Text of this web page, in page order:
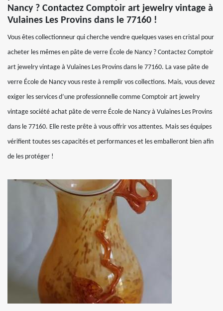
Nancy ? Contactez Comptoir art jewelry vintage à
Vulaines Les Provins dans le 77160 !
Vous êtes collectionneur qui cherche vendre quelques vases en cristal pour
acheter les mêmes en pâte de verre École de Nancy ? Contactez Comptoir
art jewelry vintage à Vulaines Les Provins dans le 77160. La vase pâte de
verre École de Nancy vous reste à remplir vos collections. Mais, vous devez
exiger les services d’une professionnelle comme Comptoir art jewelry
vintage société achat pâte de verre École de Nancy à Vulaines Les Provins
dans le 77160. Elle reste prête à vous offrir vos attentes. Mais ses équipes
vérifient toutes ses capacités et performances et les emballeront bien afin
de les protéger !